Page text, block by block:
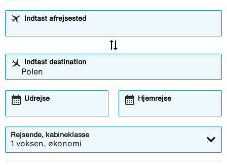
Indtast afrejsested
sync_alt
Indtast destination
Udrejse
calendar_month Hjemrejse
calendar_month
Rejsende, kabineklasse
1 voksen, økonomi